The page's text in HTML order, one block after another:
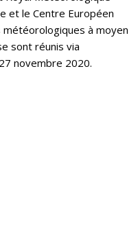
et le Centre Européen
à moyen
sont réunis via
novembre 2020.